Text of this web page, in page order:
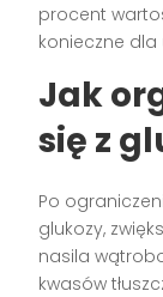
procent
konieczne dla
Jak
się z
Po
glukozy,
nasila
kwasów